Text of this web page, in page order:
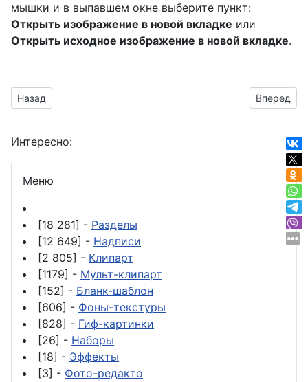
мышки и в выпавшем окне выберите пункт:
Открыть изображение в новой вкладке или
Открыть исходное изображение в новой вкладке.
Предыдущий материал: боксёрский манекен
Назад Вперед
Интересно:
Меню
[18 281] - Разделы
[12 649] - Надписи
[2 805] - Клипарт
[1179] - Мульт-клипарт
[152] - Бланк-шаблон
[606] - Фоны-текстуры
[828] - Гиф-картинки
[26] - Наборы
[18] - Эффекты
[3] - Фото-редакто